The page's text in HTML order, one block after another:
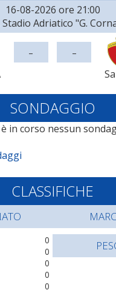
16-08-2026 ore 21:00
Stadio Adriatico "G.
- -
SONDAGGIO
in corso nessun
CLASSIFICHE
0
0
0
0
0